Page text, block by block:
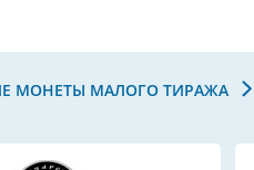
МОНЕТЫ МАЛОГО ТИРАЖА